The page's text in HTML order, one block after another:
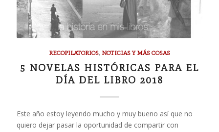
RECOPILATORIOS, NOTICIAS Y MÁS COSAS
5 NOVELAS HISTÓRICAS PARA EL
DÍA DEL LIBRO 2018
Este año estoy leyendo mucho y muy bueno así que no
quiero dejar pasar la oportunidad de compartir con